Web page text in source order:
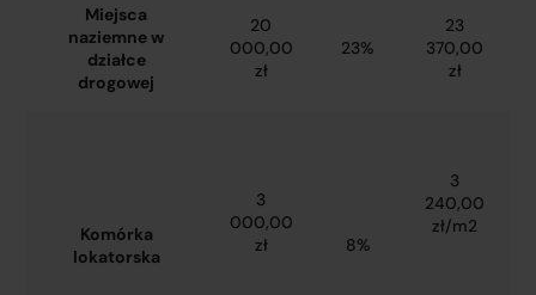
Miejsca
naziemne w
działce
drogowej
20
000,00
zł
23%
23
370,00
zł
Komórka
lokatorska
3
000,00
zł
8%
3
240,00
zł/m2